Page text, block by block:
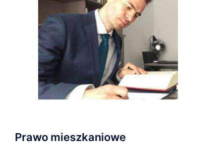
Prawo mieszkaniowe